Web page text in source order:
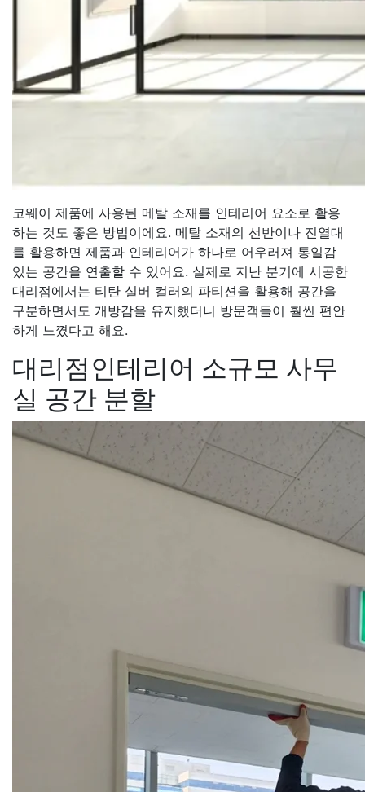
코웨이 제품에 사용된 메탈 소재를 인테리어 요소로 활용
하는 것도 좋은 방법이에요. 메탈 소재의 선반이나 진열대
를 활용하면 제품과 인테리어가 하나로 어우러져 통일감
있는 공간을 연출할 수 있어요. 실제로 지난 분기에 시공한
대리점에서는 티탄 실버 컬러의 파티션을 활용해 공간을
구분하면서도 개방감을 유지했더니 방문객들이 훨씬 편안
하게 느꼈다고 해요.
대리점인테리어 소규모 사무
실 공간 분할